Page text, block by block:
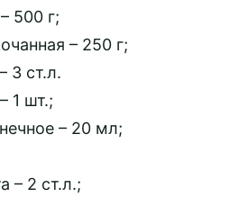
500 г;
– 250 г;
3 ст.л.
1 шт.;
– 20 мл;
– 2 ст.л.;